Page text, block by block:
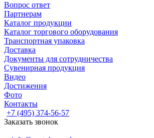
Вопрос ответ
Партнерам
Каталог продукции
Каталог торгового оборудования
Транспортная упаковка
Доставка
Документы для сотрудничества
Сувенирная продукция
Видео
Достижения
Фото
Контакты
+7 (495) 374-56-57
Заказать звонок